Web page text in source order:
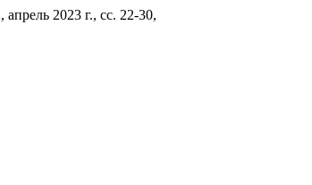
апрель 2023 г., сс. 22-30,